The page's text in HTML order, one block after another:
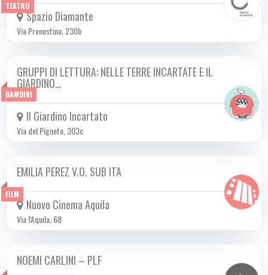
TEATRO
Spazio Diamante
Via Prenestina, 230b
BAMBINI
DA GIO 20/02 A GIO 27/03 2025
GRUPPI DI LETTURA: NELLE TERRE INCARTATE E IL
GIARDINO…
Il Giardino Incartato
Via del Pigneto, 303c
FILM
DA GIO 09/01 A MER 26/02 2025
EMILIA PEREZ V.O. SUB ITA
Nuovo Cinema Aquila
Via l'Aquila, 68
LUN 24/02 2025
NOEMI CARLINI – PLF